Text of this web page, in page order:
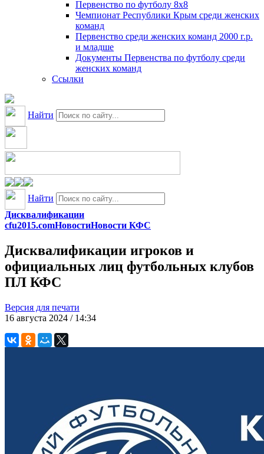
Первенство по футболу 8х8
Чемпионат Республики Крым среди женских
команд
Первенство среди женских команд 2000 г.р.
и младше
Документы Первенства по футболу среди
женских команд
Ссылки
Найти
Найти
Дисквалификации
cfu2015.comНовостиНовости КФС
Дисквалификации игроков и
официальных лиц футбольных клубов
ПЛ КФС
Версия для печати
16 августа 2024 / 14:34